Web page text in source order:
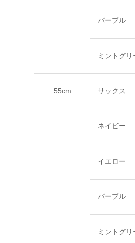
パープル
ミントグリ
55cm サックス
ネイビー
イエロー
パープル
ミントグリ